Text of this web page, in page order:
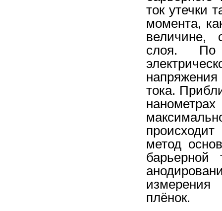
ток утечки
момента,
величине,
слоя. По
тока.
метод
плёнок.